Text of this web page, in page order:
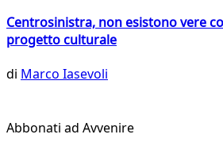
Centrosinistra, non esistono vere
progetto culturale
di Marco Iasevoli
Abbonati ad Avvenire